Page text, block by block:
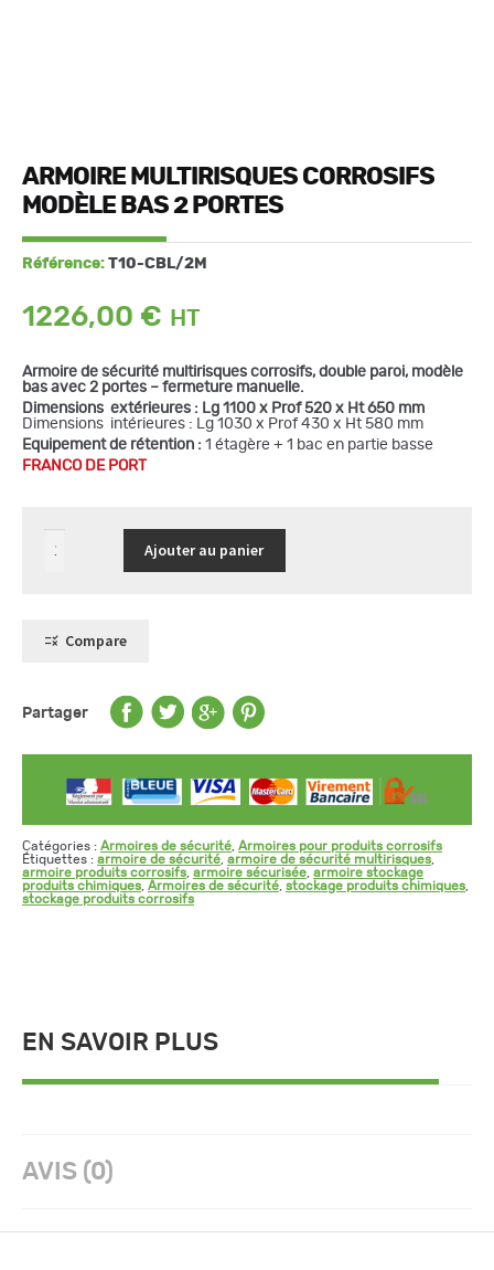
ARMOIRE MULTIRISQUES CORROSIFS
MODÈLE BAS 2 PORTES
Référence: T10-CBL/2M
1226,00 €
Armoire de sécurité multirisques corrosifs, double paroi, modèle
bas avec 2 portes – fermeture manuelle.
Dimensions extérieures : Lg 1100 x Prof 520 x Ht 650 mm
Dimensions intérieures : Lg 1030 x Prof 430 x Ht 580 mm
Equipement de rétention : 1 étagère + 1 bac en partie basse
FRANCO DE PORT
quantité
de
2
Ajouter au panier
Compare
Partager
Catégories : Armoires de sécurité Armoires pour produits corrosifs
Étiquettes : armoire de sécurité armoire de sécurité multirisques
armoire produits corrosifs armoire sécurisée armoire stockage
produits chimiques Armoires de sécurité stockage produits chimiques
stockage produits corrosifs
EN SAVOIR PLUS
AVIS (0)